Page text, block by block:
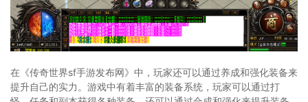
在《传奇世界sf手游发布网》中，玩家还可以通过养成和强化装备来
提升自己的实力。游戏中有着丰富的装备系统，玩家可以通过打